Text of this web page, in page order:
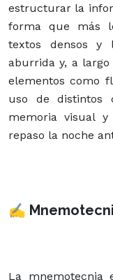
estructurar la
forma que más
textos densos y
aburrida y, a
elementos como
uso de distintos
memoria visual
repaso la noche
✍
La mnemotecnia